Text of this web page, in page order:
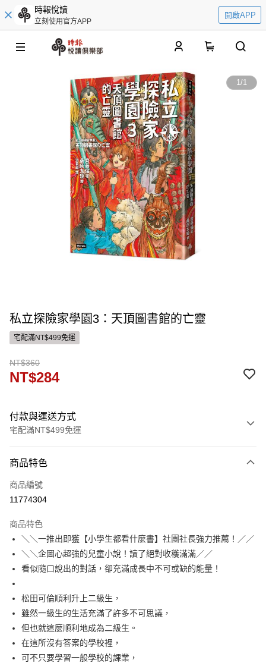
時報悅讀
立刻使用官方APP
開啟APP
1/1
私立探險家學園3：天頂圖書館的亡靈
宅配滿NT$499免運
NT$360
NT$284
付款與運送方式
宅配滿NT$499免運
信用卡一次付款
運送方式
宅配
每筆NT$100，滿NT$499(含以上)免運費
商品特色
商品編號
11774304
商品特色
＼＼一推出即獲【小學生都看什麼書】社團社長強力推薦！／／
＼＼企圖心超強的兒童小說！讀了絕對收穫滿滿／／
看似隨口說出的對話，卻充滿成長中不可或缺的能量！
松田可倫順利升上二級生，
雖然一級生的生活充滿了許多不可思議，
但也就這麼順利地成為二級生。
在這所沒有答案的學校裡，
可不只要學習一般學校的課業，